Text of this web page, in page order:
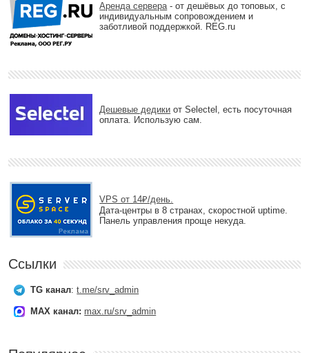
Аренда сервера- от дешёвых до топовых, с
индивидуальным сопровождением и
заботливой поддержкой. REG.ru
Дешевые дедики от Selectel, есть посуточная
оплата. Использую сам.
VPS от 14₽/день.
Дата-центры в 8 странах, скоростной uptime.
Панель управления проще некуда.
Ссылки
TG канал:t.me/srv_admin
MAX канал: max.ru/srv_admin